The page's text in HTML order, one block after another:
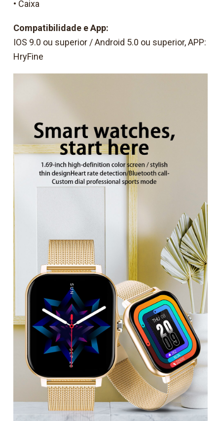
• Caixa
Compatibilidade e App:
IOS 9.0 ou superior / Android 5.0 ou superior, APP:
HryFine